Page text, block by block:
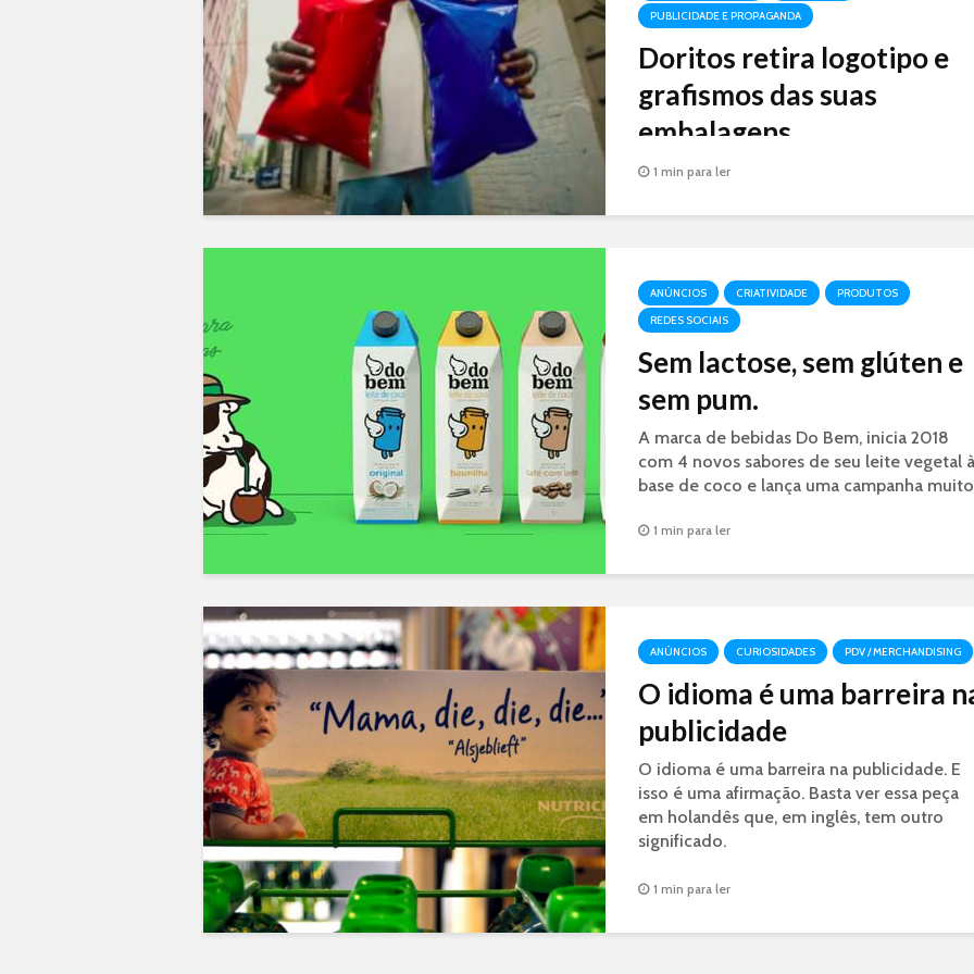
PUBLICIDADE E PROPAGANDA
Doritos retira logotipo e
grafismos das suas
embalagens
A embalagens de Doritos estão lisas, sem
da marca para mostrar a força da marca
1 min para ler
ANÚNCIOS CRIATIVIDADE
PRODUTOS
REDES SOCIAIS
Sem lactose, sem glúten e
sem pum.
A marca de bebidas Do Bem, inicia 2018
com 4 novos sabores de seu leite vegetal à
base de coco e lança uma campanha muito
1 min para ler
ANÚNCIOS CURIOSIDADES PDV / MERCHANDISING
O idioma é uma barreira
publicidade
O idioma é uma barreira na publicidade. E
isso é uma afirmação. Basta ver essa peça
em holandês que, em inglês, tem outro
significado.
1 min para ler